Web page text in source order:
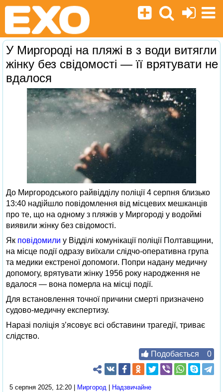
У Миргороді на пляжі в з води витягли
жінку без свідомості — її врятувати не
вдалося
До Миргородського райвідділу поліції 4 серпня близько
13:40 надійшло повідомлення від місцевих мешканців
про те, що на одному з пляжів у Миргороді у водоймі
виявили жінку без свідомості.
Як повідомили у Відділі комунікації поліції Полтавщини,
на місце події одразу виїхали слідчо-оперативна група
та медики екстреної допомоги. Попри надану медичну
допомогу, врятувати жінку 1956 року народження не
вдалося — вона померла на місці події.
Для встановлення точної причини смерті призначено
судово-медичну експертизу.
Наразі поліція з’ясовує всі обставини трагедії, триває
слідство.
Подобається 0
5 серпня 2025, 12:20 | Миргород Надзвичайне